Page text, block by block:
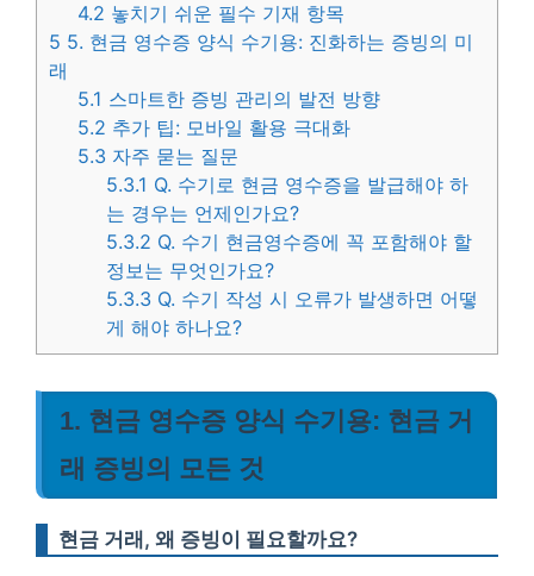
4.2 놓치기 쉬운 필수 기재 항목
5 5. 현금 영수증 양식 수기용: 진화하는 증빙의 미
래
5.1 스마트한 증빙 관리의 발전 방향
5.2 추가 팁: 모바일 활용 극대화
5.3 자주 묻는 질문
5.3.1 Q. 수기로 현금 영수증을 발급해야 하
는 경우는 언제인가요?
5.3.2 Q. 수기 현금영수증에 꼭 포함해야 할
정보는 무엇인가요?
5.3.3 Q. 수기 작성 시 오류가 발생하면 어떻
게 해야 하나요?
1. 현금 영수증 양식 수기용: 현금 거
래 증빙의 모든 것
현금 거래, 왜 증빙이 필요할까요?